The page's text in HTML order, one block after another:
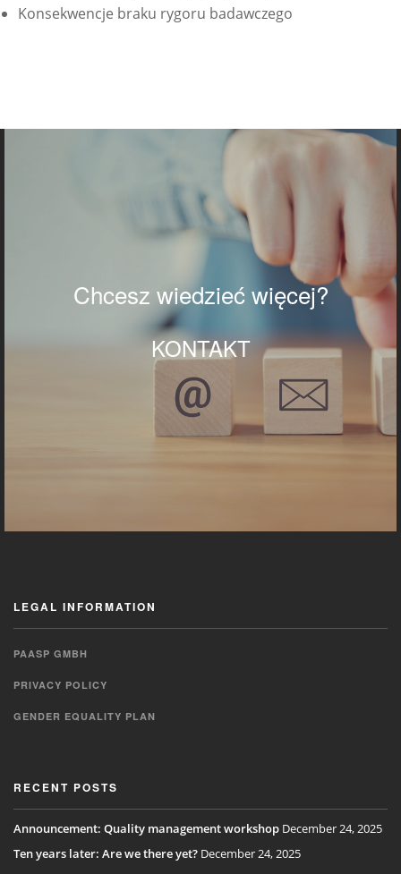
Konsekwencje braku rygoru badawczego
Chcesz wiedzieć więcej?
KONTAKT
LEGAL INFORMATION
PAASP GMBH
PRIVACY POLICY
GENDER EQUALITY PLAN
RECENT POSTS
Announcement: Quality management workshop December 24, 2025
Ten years later: Are we there yet? December 24, 2025